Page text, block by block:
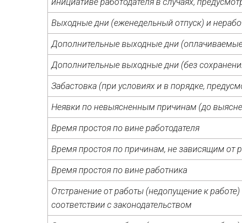
Выходные дни (еженедельный отпуск) и
Дополнительные выходные дни
Дополнительные выходные дни (без
Забастовка (при условиях и в порядке,
Неявки по невыясненным причинам (до
Время простоя по вине работодателя
Время простоя по причинам, не зависящим от
Время простоя по вине работника
Отстранение от работы (недопущение к
соответствии с законодательством